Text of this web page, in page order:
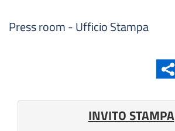
Press room - Ufficio Stampa
INVITO STAMPA